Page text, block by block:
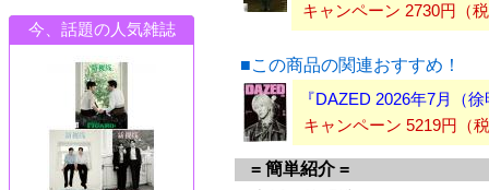
今、話題の人気雑誌
キャンペーン 2730円（
■この商品の関連おすすめ！
『DAZED 2026年7月（
キャンペーン 5219円（
= 簡単紹介 =